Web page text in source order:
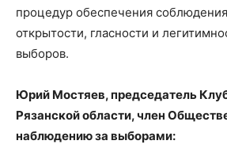
процедур обеспечения
открытости, гласности и
выборов.
Юрий Мостяев, председатель
Рязанской области, член
наблюдению за выборами: